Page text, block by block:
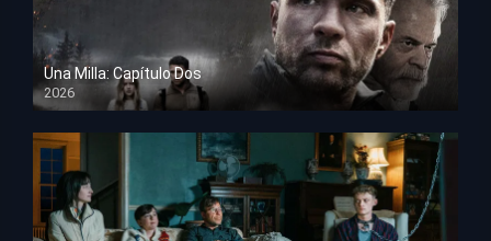
Una Milla: Capítulo Dos
2026
HD 1080p